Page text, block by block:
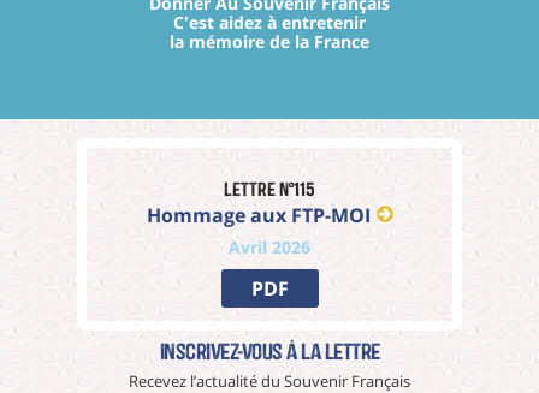
C'est aidez à entretenir
la mémoire de la France
Lettre n°115
Hommage aux FTP-MOI
Avril 2026
PDF
Inscrivez-vous à La Lettre
Recevez l’actualité du Souvenir Français